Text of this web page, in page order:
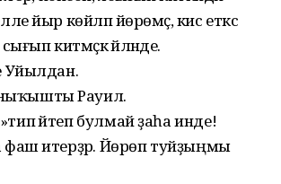
йыр көйләп йөрөмәҫ, кис еткәс
китмәҫкә әйләнде.
Уйылдан.
Рауил.
әйтеп булмай ҙаһа инде!
фаш итерҙәр. Йөрөп туйҙыңмы